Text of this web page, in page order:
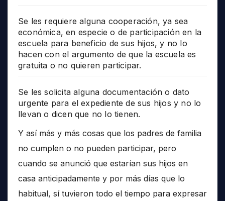
Se les requiere alguna cooperación, ya sea
económica, en especie o de participación en la
escuela para beneficio de sus hijos, y no lo
hacen con el argumento de que la escuela es
gratuita o no quieren participar.
Se les solicita alguna documentación o dato
urgente para el expediente de sus hijos y no lo
llevan o dicen que no lo tienen.
Y así más y más cosas que los padres de familia
no cumplen o no pueden participar, pero
cuando se anunció que estarían sus hijos en
casa anticipadamente y por más días que lo
habitual, sí tuvieron todo el tiempo para expresar